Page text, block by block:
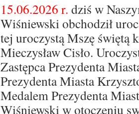
15.06.2026 r. dziś w
Wiśniewski obchodził
tej uroczystą Mszę świętą
Mieczysław Cisło.
Zastępca Prezydenta
Prezydenta Miasta
Medalem Prezydenta
Wiśniewski w otoczeniu